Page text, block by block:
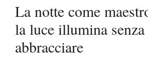
La notte come
la luce illumina senza
abbracciare